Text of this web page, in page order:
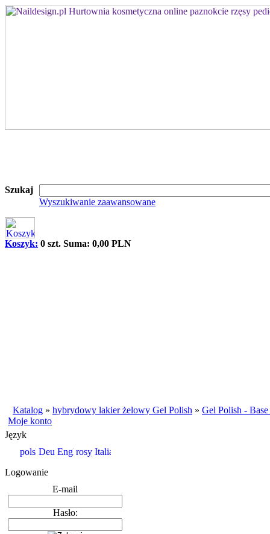
Szukaj
Wyszukiwanie zaawansowane
Koszyk: 0 szt. Suma: 0,00 PLN
Katalog » hybrydowy lakier żelowy Gel Polish » Gel Polish -
Moje konto
Język
Logowanie
E-mail
Hasło: